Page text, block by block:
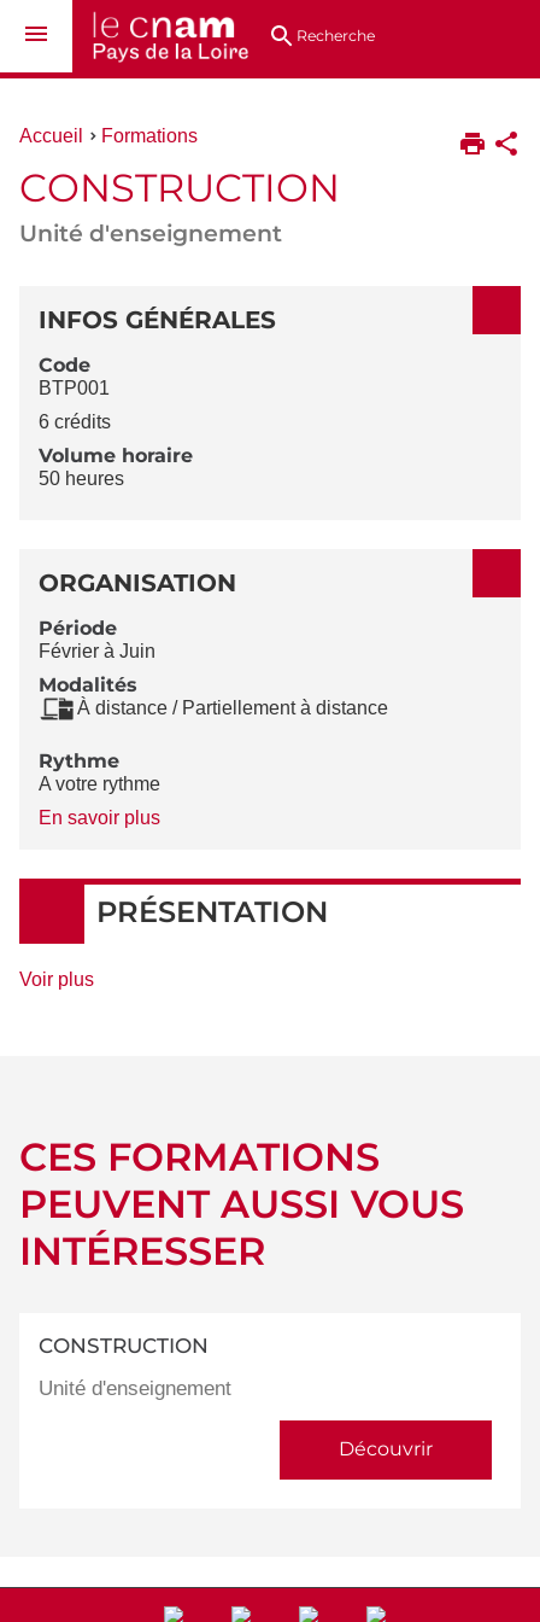
au
directsRecherche
Vous
ici :
Accueil Formations
CONSTRUCTION
Unité d'enseignement
DÉTAILS
INFOS GÉNÉRALES
Code
BTP001
6 crédits
Volume horaire
50 heures
ORGANISATION
Période
Février à Juin
Modalités
À distance / Partiellement à distance
Rythme
A votre rythme
En savoir plusà
Rythme
PRÉSENTATION
Voir plusde
CES FORMATIONS
PEUVENT AUSSI VOUS
INTÉRESSER
CONSTRUCTION
Unité d'enseignement
Découvrir